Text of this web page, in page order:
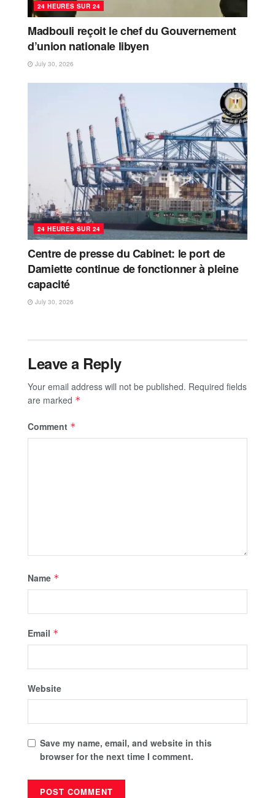
24 HEURES SUR 24
Madbouli reçoit le chef du Gouvernement
d’union nationale libyen
July 30, 2026
24 HEURES SUR 24
Centre de presse du Cabinet: le port de
Damiette continue de fonctionner à pleine
capacité
July 30, 2026
Leave a Reply
Your email address will not be published. Required fields
are marked *
Comment *
Name *
Email *
Website
Save my name, email, and website in this
browser for the next time I comment.